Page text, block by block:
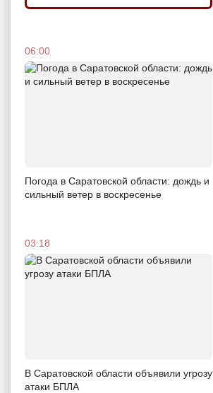
06:00
Погода в Саратовской области: дождь и
сильный ветер в воскресенье
03:18
В Саратовской области объявили угрозу
атаки БПЛА